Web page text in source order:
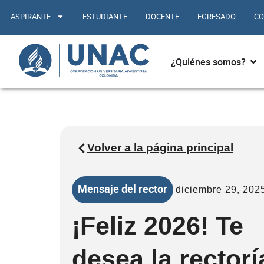
contenido
ASPIRANTE ESTUDIANTE DOCENTE EGRESADO
¿Quiénes somos?
Volver a la página principal
Mensaje del rector diciembre 29,
¡Feliz 2026! Te